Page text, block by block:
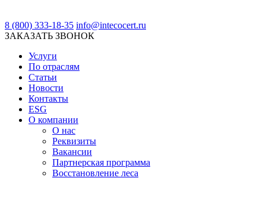
8 (800) 333-18-35 info@intecocert.ru
ЗАКАЗАТЬ ЗВОНОК
Услуги
По отраслям
Статьи
Новости
Контакты
ESG
О компании
О нас
Реквизиты
Вакансии
Партнерская программа
Восстановление леса